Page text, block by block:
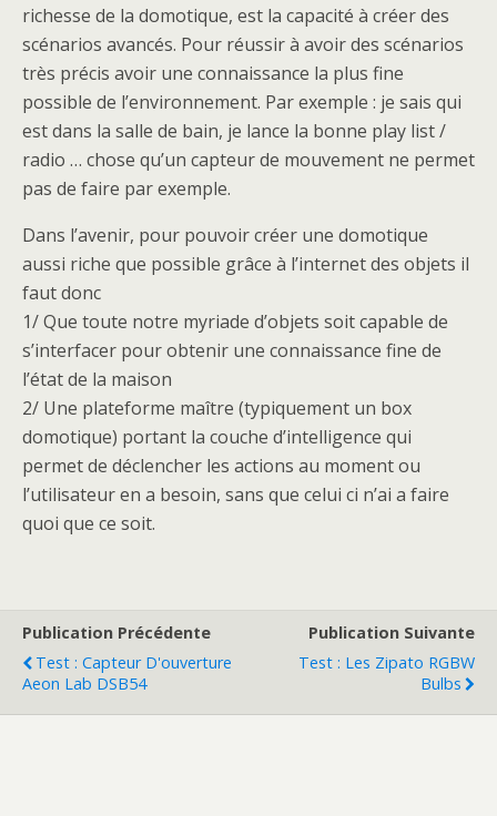
richesse de la domotique, est la capacité à créer des
scénarios avancés. Pour réussir à avoir des scénarios
très précis avoir une connaissance la plus fine
possible de l’environnement. Par exemple : je sais qui
est dans la salle de bain, je lance la bonne play list /
radio … chose qu’un capteur de mouvement ne permet
pas de faire par exemple.
Dans l’avenir, pour pouvoir créer une domotique
aussi riche que possible grâce à l’internet des objets il
faut donc
1/ Que toute notre myriade d’objets soit capable de
s’interfacer pour obtenir une connaissance fine de
l’état de la maison
2/ Une plateforme maître (typiquement un box
domotique) portant la couche d’intelligence qui
permet de déclencher les actions au moment ou
l’utilisateur en a besoin, sans que celui ci n’ai a faire
quoi que ce soit.
Publication Précédente
Test : Capteur D'ouverture
Aeon Lab DSB54
Publication Suivante
Test : Les Zipato RGBW
Bulbs